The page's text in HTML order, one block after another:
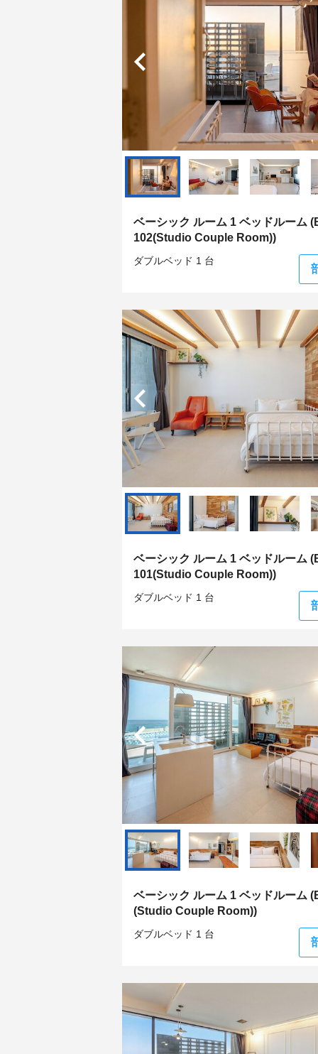
ベーシック ルーム 1 ベッドルーム
102(Studio Couple Room))
ダブルベッド 1 台
ベーシック ルーム 1 ベッドルーム
101(Studio Couple Room))
ダブルベッド 1 台
ベーシック ルーム 1 ベッドルーム
(Studio Couple Room))
ダブルベッド 1 台